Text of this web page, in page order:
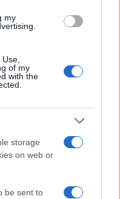
my
of my
with the
storage
on web or
be sent to
55χρονου που έκρυψε
νεκρό πατέρα του
καταψύκτη – Η
στους γονείς και η